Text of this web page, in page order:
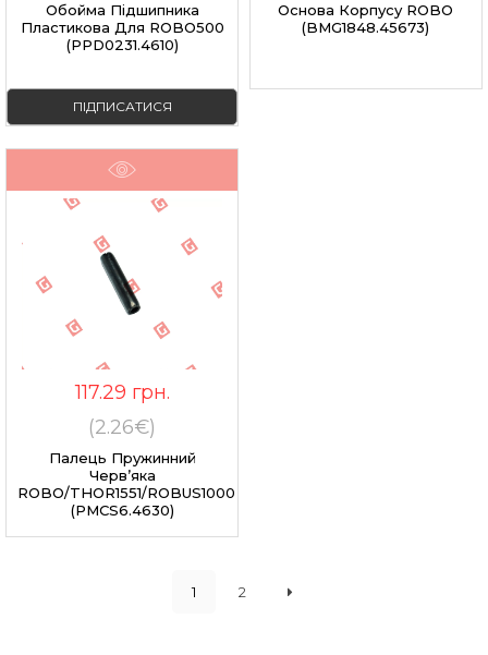
Обойма Підшипника
Пластикова Для ROBO500
(PPD0231.4610)
ПІДПИСАТИСЯ
Основа Корпусу ROBO
(BMG1848.45673)
117.29 грн.
(2.26€)
Палець Пружинний
Черв’яка
ROBO/THOR1551/ROBUS1000
(PMCS6.4630)
1 2